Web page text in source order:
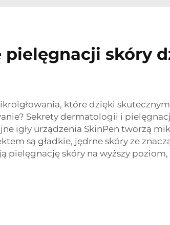
skóry
które dzięki
Sekrety dermatologii i
igły urządzenia SkinPen tworzą
są gładkie, jędrne skóry ze
pielęgnację skóry na wyższy